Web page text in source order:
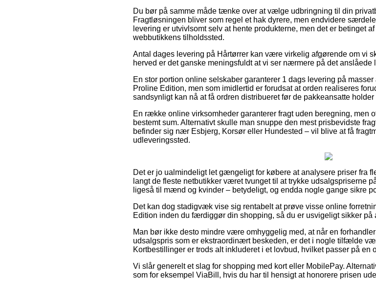
Du bør på samme måde tænke over at vælge udbringning til din
Fragtløsningen bliver som regel et hak dyrere, men endvidere
levering er utvivlsomt selv at hente produkterne, men det er betinget
webbutikkens tilholdssted.
Antal dages levering på Hårtørrer kan være virkelig afgørende om vi
herved er det ganske meningsfuldt at vi ser nærmere på det
En stor portion online selskaber garanterer 1 dags levering på
Proline Edition, men som imidlertid er forudsat at orden realiseres
sandsynligt kan nå at få ordren distribueret før de pakkeansatte holder
En række online virksomheder garanterer fragt uden beregning, men
bestemt sum. Alternativt skulle man snuppe den mest prisbevidste
befinder sig nær Esbjerg, Korsør eller Hundested – vil blive at få
udleveringssted.
Det er jo ualmindeligt let gængeligt for købere at analysere priser fra
langt de fleste netbutikker været tvunget til at trykke udsalgspriserne
ligeså til mænd og kvinder – betydeligt, og endda nogle gange sikre
Det kan dog stadigvæk vise sig rentabelt at prøve visse online
Edition inden du færdiggør din shopping, så du er usvigeligt sikker på
Man bør ikke desto mindre være omhyggelig med, at når en
udsalgspris som er ekstraordinært beskeden, er det i nogle tilfælde
Kortbestillinger er trods alt inkluderet i et lovbud, hvilket passer på en
Vi slår generelt et slag for shopping med kort eller MobilePay.
som for eksempel ViaBill, hvis du har til hensigt at honorere prisen